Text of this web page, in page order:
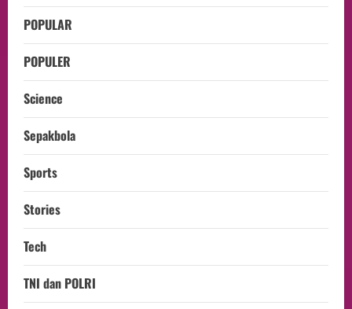
POPULAR
POPULER
Science
Sepakbola
Sports
Stories
Tech
TNI dan POLRI